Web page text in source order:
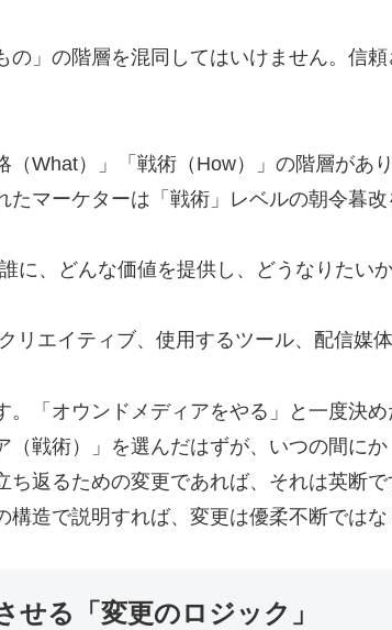
の」の階層を混同してはいけません。信
What）」「戦術（How）」の階層があ
たマーケターは「戦術」レベルの朝令暮改
に、どんな価値を提供し、どうなりたい
リエイティブ、使用するツール、配信媒
「オウンドメディアをやる」と一度決
（戦術）」を選んだはずが、いつの間に
返るための変更であれば、それは英断
造で説明すれば、変更は優柔不断ではな
せる「変更のロジック」